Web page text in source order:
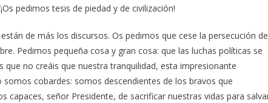
pedimos tesis de piedad y de civilización!
de más los discursos. Os pedimos que cese la persecución de
Pedimos pequeña cosa y gran cosa: que las luchas políticas se
no creáis que nuestra tranquilidad, esta impresionante
cobardes: somos descendientes de los bravos que
capaces, señor Presidente, de sacrificar nuestras vidas para